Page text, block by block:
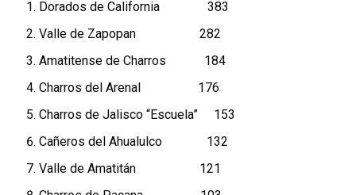
Dorados de California 383
Valle de Zapopan 282
Amatitense de Charros 184
Charros del Arenal 176
Charros de Jalisco “Escuela” 153
Cañeros del Ahualulco 132
Valle de Amatitán 121